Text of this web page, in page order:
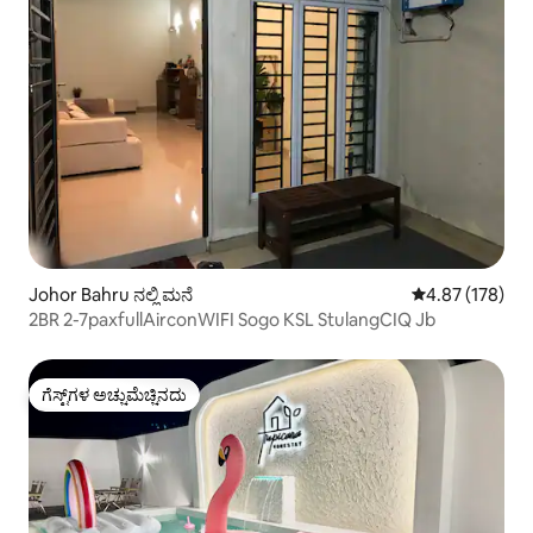
Johor Bahru ನಲ್ಲಿ ಮನೆ 5 ರಲ್ಲಿ 4.87
4.87 (178)
2BR 2-7paxfullAirconWIFI Sogo KSL StulangCIQ Jb
ಗೆಸ್ಟ್‌ಗಳ ಅಚ್ಚುಮೆಚ್ಚಿನದು
ಗೆಸ್ಟ್‌ಗಳ ಅಚ್ಚುಮೆಚ್ಚಿನದು